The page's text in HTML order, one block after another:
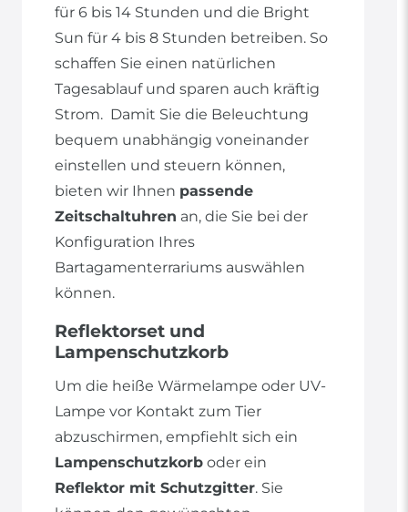
für 6 bis 14 Stunden und die Bright
Sun für 4 bis 8 Stunden betreiben. So
schaffen Sie einen natürlichen
Tagesablauf und sparen auch kräftig
Strom. Damit Sie die Beleuchtung
bequem unabhängig voneinander
einstellen und steuern können,
bieten wir Ihnen passende
Zeitschaltuhren an, die Sie bei der
Konfiguration Ihres
Bartagamenterrariums auswählen
können.
Reflektorset und
Lampenschutzkorb
Um die heiße Wärmelampe oder UV-
Lampe vor Kontakt zum Tier
abzuschirmen, empfiehlt sich ein
Lampenschutzkorb oder ein
Reflektor mit Schutzgitter. Sie